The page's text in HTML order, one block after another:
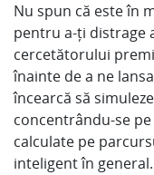
Nu spun că este în
pentru a-ți distrage
cercetătorului
înainte de a ne
încearcă să
concentrându-se
calculate pe
inteligent în general.